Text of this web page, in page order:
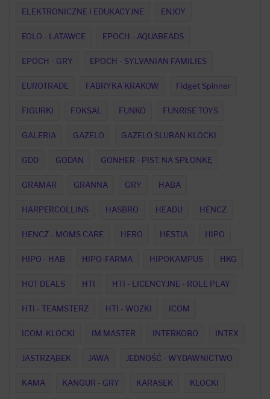
ELEKTRONICZNE I EDUKACYJNE ENJOY
EOLO - LATAWCE EPOCH - AQUABEADS
EPOCH - GRY EPOCH - SYLVANIAN FAMILIES
EUROTRADE FABRYKA KRAKOW Fidget Spinner
FIGURKI FOKSAL FUNKO FUNRISE TOYS
GALERIA GAZELO GAZELO SLUBAN KLOCKI
GDD GODAN GONHER - PIST. NA SPŁONKĘ
GRAMAR GRANNA GRY HABA
HARPERCOLLINS HASBRO HEADU HENCZ
HENCZ - MOMS CARE HERO HESTIA HIPO
HIPO - HAB HIPO-FARMA HIPOKAMPUS HKG
HOT DEALS HTI HTI - LICENCYJNE - ROLE PLAY
HTI - TEAMSTERZ HTI - WOZKI ICOM
ICOM-KLOCKI IM.MASTER INTERKOBO INTEX
JASTRZĄBEK JAWA JEDNOŚĆ - WYDAWNICTWO
KAMA KANGUR - GRY KARASEK KLOCKI